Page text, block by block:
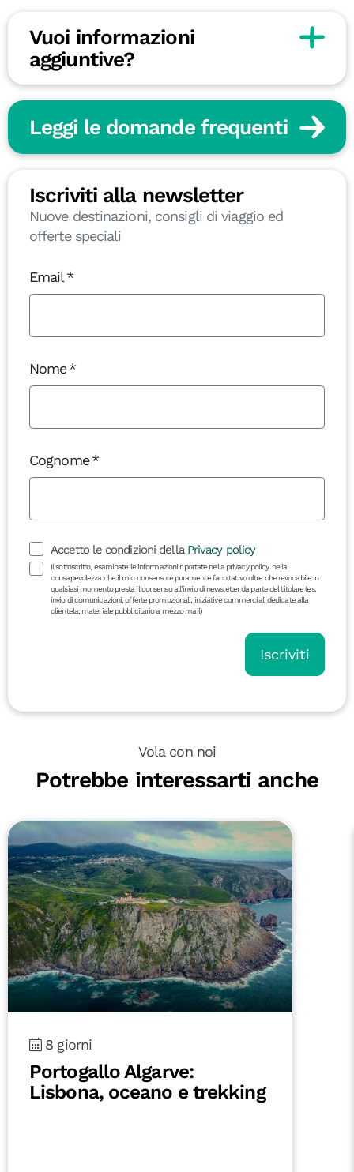
Vuoi informazioni
aggiuntive?
Leggi le domande frequenti
Iscriviti alla newsletter
Nuove destinazioni, consigli di viaggio ed
offerte speciali
Email
Nome
Cognome
Accetto le condizioni della Privacy policy
Il sottoscritto, esaminate le informazioni riportate nella privacy policy, nella
consapevolezza che il mio consenso è puramente facoltativo oltre che revocabile in
qualsiasi momento presta il consenso all’invio di newsletter da parte del titolare (es.
invio di comunicazioni, offerte promozionali, iniziative commerciali dedicate alla
clientela, materiale pubblicitario a mezzo mail)
Iscriviti
Vola con noi
Potrebbe interessarti anche
8 giorni
Portogallo Algarve:
Lisbona, oceano e trekking